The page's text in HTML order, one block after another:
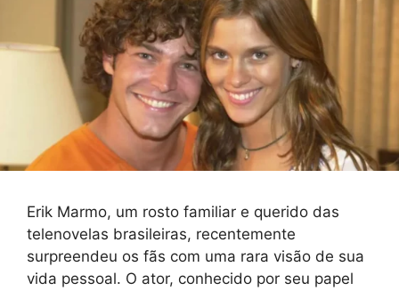
Erik Marmo, um rosto familiar e querido das
telenovelas brasileiras, recentemente
surpreendeu os fãs com uma rara visão de sua
vida pessoal. O ator, conhecido por seu papel